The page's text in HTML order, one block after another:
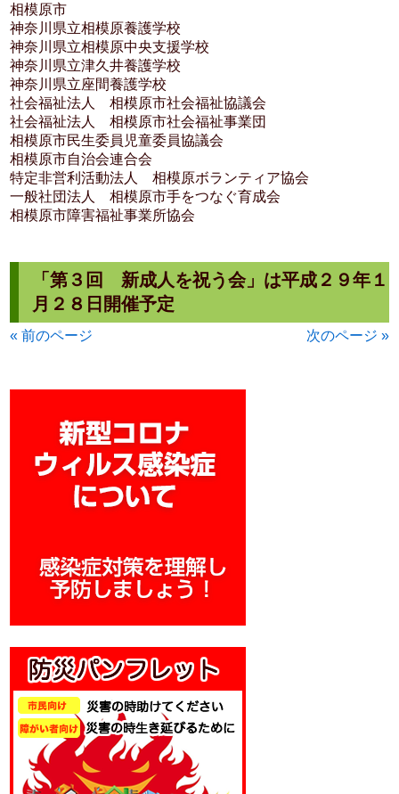
相模原市
神奈川県立相模原養護学校
神奈川県立相模原中央支援学校
神奈川県立津久井養護学校
神奈川県立座間養護学校
社会福祉法人 相模原市社会福祉協議会
社会福祉法人 相模原市社会福祉事業団
相模原市民生委員児童委員協議会
相模原市自治会連合会
特定非営利活動法人 相模原ボランティア協会
一般社団法人 相模原市手をつなぐ育成会
相模原市障害福祉事業所協会
「第３回 新成人を祝う会」は平成２９年１
月２８日開催予定
« 前のページ 次のページ »